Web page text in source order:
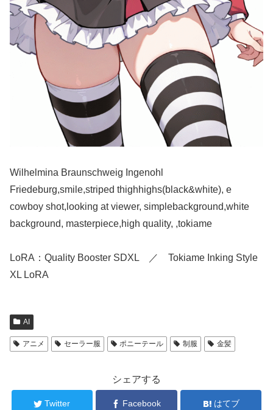
Wilhelmina Braunschweig Ingenohl
Friedeburg,smile,striped thighhighs(black&white), e
cowboy shot,looking at viewer, simplebackground,white
background, masterpiece,high quality, ,tokiame
LoRA：Quality Booster SDXL ／ Tokiame Inking Style
XL LoRA
AI
アニメ セーラー服 ポニーテール 制服 金髪
シェアする
Twitter Facebook はてブ